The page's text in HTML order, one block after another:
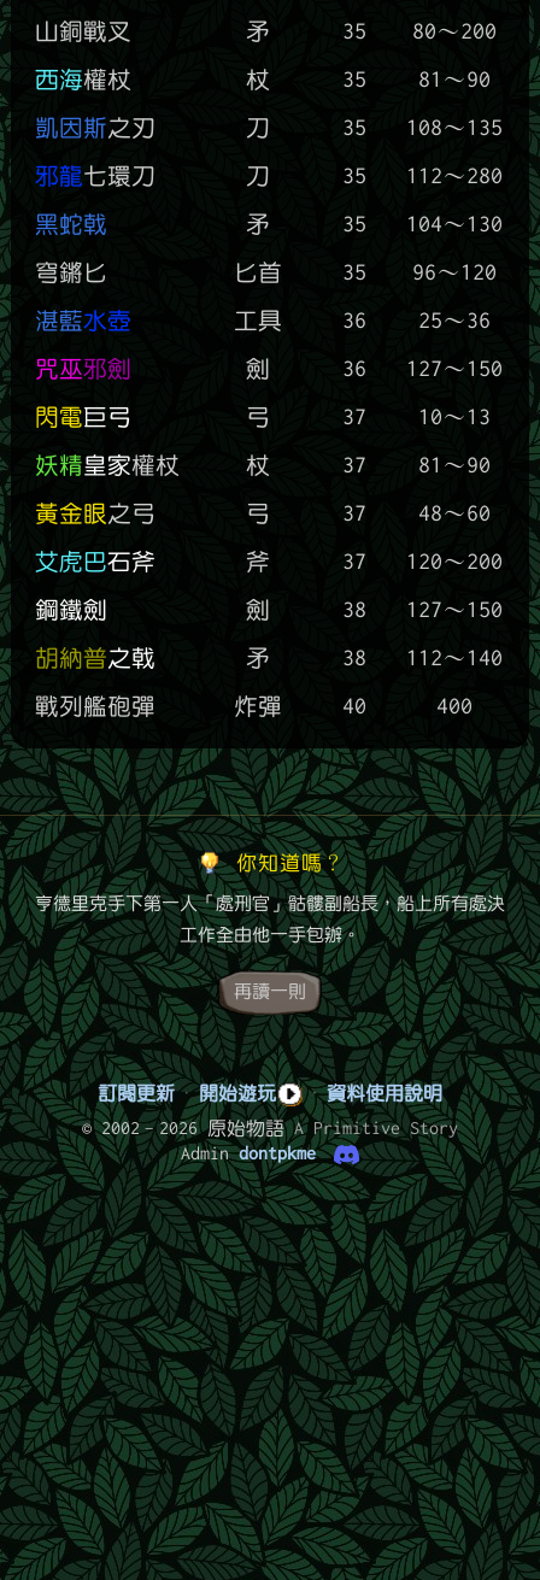
山銅戰叉
矛 35
80～200
西海權杖 杖 35
81～90
凱因斯之刃 刀 35
108～135
邪龍七環刀 刀 35
112～280
黑蛇戟
矛 35
104～130
穹鏘匕
匕首 35
96～120
湛藍水壺 工具 36
25～36
咒巫邪劍 劍 36
127～150
閃電巨弓 弓 37
10～13
妖精皇家權杖 杖 37
81～90
黃金眼之弓 弓 37
48～60
艾虎巴石斧 斧 37
120～200
鋼鐵劍
劍 38
127～150
胡納普之戟 矛 38
112～140
戰列艦砲彈
炸彈 40 400
你知道嗎？
亨德里克手下第一人「處刑官」骷髏副船長，船上所有處決
工作全由他一手包辦。
再讀一則
訂閱更新 · 開始遊玩 · 資料使用說明
© 2002–2026 原始物語A Primitive Story
Admindontpkme